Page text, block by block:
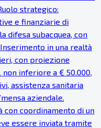
strategico:
e finanziarie di
difesa subacquea, con
in una realtà
con proiezione
inferiore a € 50.000,
assistenza sanitaria
aziendale.
con coordinamento di un
essere inviata tramite